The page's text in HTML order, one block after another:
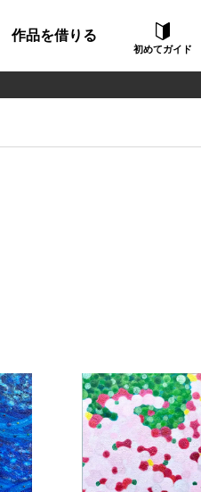
作品を借りる
初めてガイド